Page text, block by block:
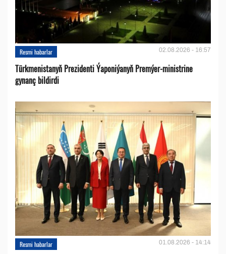
Resmi habarlar 02.08.2026 - 16:57
Türkmenistanyň Prezidenti Ýaponiýanyň Premýer-ministrine
gynanç bildirdi
Resmi habarlar 01.08.2026 - 14:14